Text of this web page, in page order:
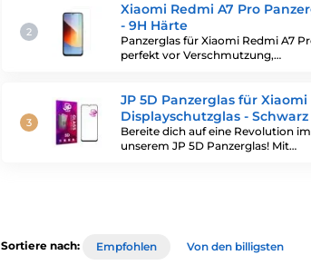
Xiaomi Redmi A7 Pro
- 9H Härte
Panzerglas für Xiaomi Redmi A7
perfekt vor Verschmutzung,…
JP 5D Panzerglas für
Displayschutzglas - Schwarz
Bereite dich auf eine Revolution
unserem JP 5D Panzerglas! Mit…
Sortiere nach: Empfohlen Von den billigsten